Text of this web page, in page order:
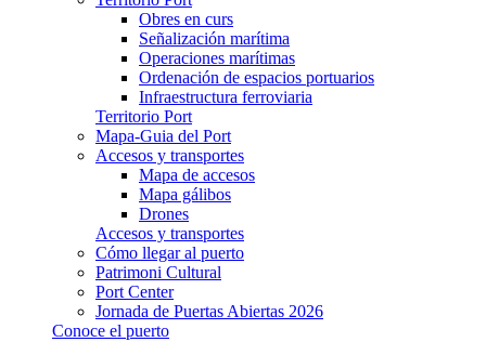
Obres en curs
Señalización marítima
Operaciones marítimas
Ordenación de espacios portuarios
Infraestructura ferroviaria
Territorio Port
Mapa-Guia del Port
Accesos y transportes
Mapa de accesos
Mapa gálibos
Drones
Accesos y transportes
Cómo llegar al puerto
Patrimoni Cultural
Port Center
Jornada de Puertas Abiertas 2026
Conoce el puerto